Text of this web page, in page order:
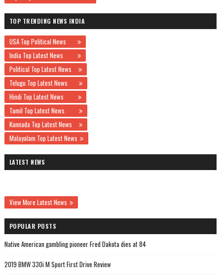
TOP TRENDING NEWS INDIA
USA Top Political News
India Top Latest News
Political Top Latest News
Telugu Top Latest News
Hindi Top Latest News
Tamil Top Latest News
Kannada Top Latest News
Malayalam Top Latest News
LATEST NEWS
View More Latest News
POPULAR POSTS
Native American gambling pioneer Fred Dakota dies at 84
2019 BMW 330i M Sport First Drive Review